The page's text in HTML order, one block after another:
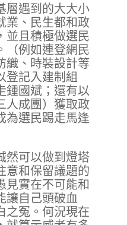
層遇到的大大小
業、民生都和政
並且積極做選民
（例如連登網民
織、時裝設計等
登記入建制組
鍾國斌；還有以
人成團）獲取政
為選民踢走馬逢
然可以做到燈塔
意和保留議題的
見實在不可能和
讓自己頭破血
之冤。何況現在